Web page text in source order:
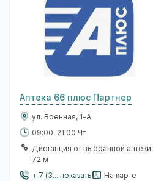
Аптека 66 плюс Партнер
ул. Военная, 1-А
09:00-21:00 Чт
Дистанция от выбранной аптеки:
72 м
+ 7 (3... показать
На карте